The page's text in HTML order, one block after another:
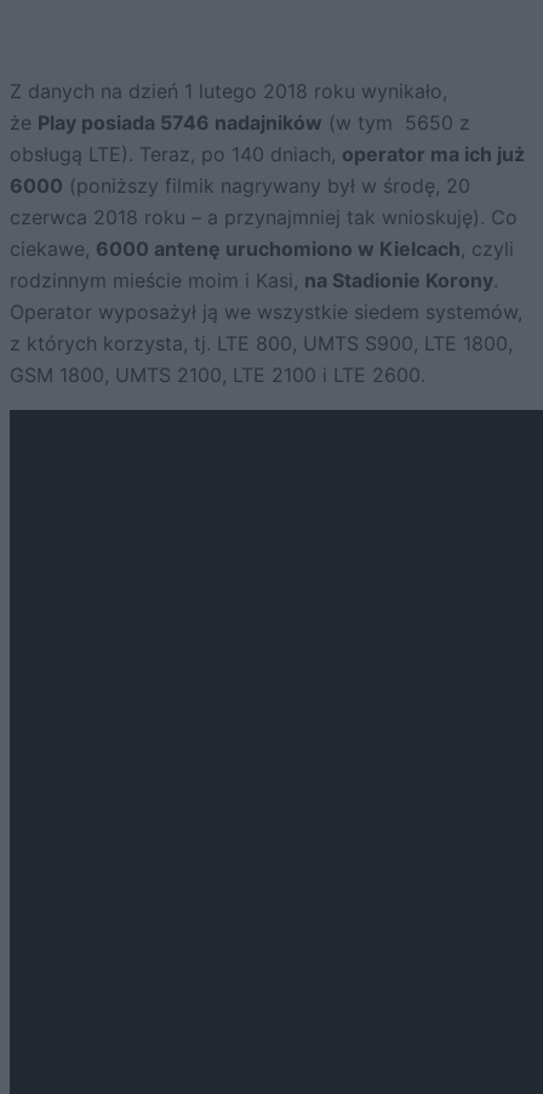
Z danych na dzień 1 lutego 2018 roku wynikało,
że Play posiada 5746 nadajników (w tym 5650 z
obsługą LTE). Teraz, po 140 dniach, operator ma ich już
6000 (poniższy filmik nagrywany był w środę, 20
czerwca 2018 roku – a przynajmniej tak wnioskuję). Co
ciekawe, 6000 antenę uruchomiono w Kielcach, czyli
rodzinnym mieście moim i Kasi, na Stadionie Korony.
Operator wyposażył ją we wszystkie siedem systemów,
z których korzysta, tj. LTE 800, UMTS S900, LTE 1800,
GSM 1800, UMTS 2100, LTE 2100 i LTE 2600.